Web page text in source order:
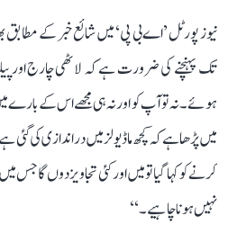
نیوز پورٹل ’اے بی پی‘ میں شائع خبر کے
تک پہنچنے کی ضرورت ہے کہ لاٹھی چارج اور
ہوئے۔ نہ تو آپ کو اور نہ ہی مجھے اس کے
میں پڑھا ہے کہ کچھ ماڈیولز میں دراندازی کی گئی
کرنے کو کہا گیا تو میں اور کئی تجاویز دوں گا جس
نہیں ہونا چاہیے۔‘‘